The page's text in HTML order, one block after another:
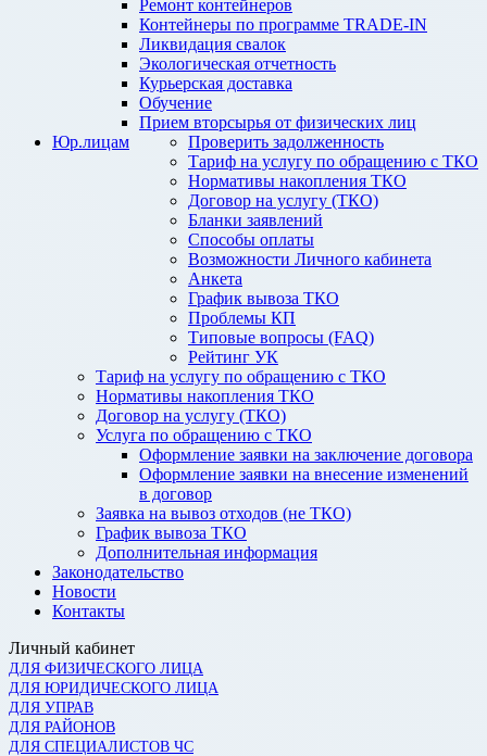
Ремонт контейнеров
Контейнеры по программе TRADE-IN
Ликвидация свалок
Экологическая отчетность
Курьерская доставка
Обучение
Прием вторсырья от физических лиц
Проверить задолженность
Тариф на услугу по обращению с ТКО
Нормативы накопления ТКО
Договор на услугу (ТКО)
Бланки заявлений
Способы оплаты
Возможности Личного кабинета
Анкета
График вывоза ТКО
Проблемы КП
Типовые вопросы (FAQ)
Рейтинг УК
Юр.лицам
Тариф на услугу по обращению с ТКО
Нормативы накопления ТКО
Договор на услугу (ТКО)
Услуга по обращению с ТКО
Оформление заявки на заключение договора
Оформление заявки на внесение изменений
в договор
Заявка на вывоз отходов (не ТКО)
График вывоза ТКО
Дополнительная информация
Законодательство
Новости
Контакты
Личный кабинет
ДЛЯ ФИЗИЧЕСКОГО ЛИЦА
ДЛЯ ЮРИДИЧЕСКОГО ЛИЦА
ДЛЯ УПРАВ
ДЛЯ РАЙОНОВ
ДЛЯ СПЕЦИАЛИСТОВ ЧС